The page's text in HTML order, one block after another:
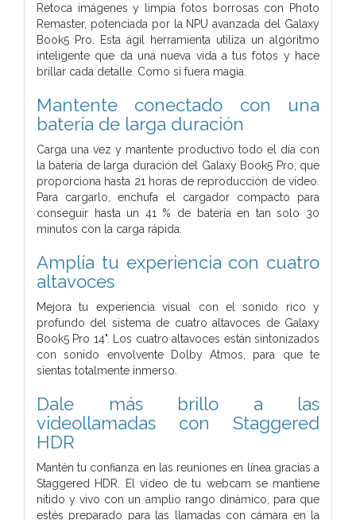
Retoca imágenes y limpia fotos borrosas con Photo
Remaster, potenciada por la NPU avanzada del Galaxy
Book5 Pro. Esta ágil herramienta utiliza un algoritmo
inteligente que da una nueva vida a tus fotos y hace
brillar cada detalle. Como si fuera magia.
Mantente conectado con una
batería de larga duración
Carga una vez y mantente productivo todo el día con
la batería de larga duración del Galaxy Book5 Pro, que
proporciona hasta 21 horas de reproducción de vídeo.
Para cargarlo, enchufa el cargador compacto para
conseguir hasta un 41 % de batería en tan solo 30
minutos con la carga rápida.
Amplía tu experiencia con cuatro
altavoces
Mejora tu experiencia visual con el sonido rico y
profundo del sistema de cuatro altavoces de Galaxy
Book5 Pro 14". Los cuatro altavoces están sintonizados
con sonido envolvente Dolby Atmos, para que te
sientas totalmente inmerso.
Dale más brillo a las
videollamadas con Staggered
HDR
Mantén tu confianza en las reuniones en línea gracias a
Staggered HDR. El vídeo de tu webcam se mantiene
nítido y vivo con un amplio rango dinámico, para que
estés preparado para las llamadas con cámara en la